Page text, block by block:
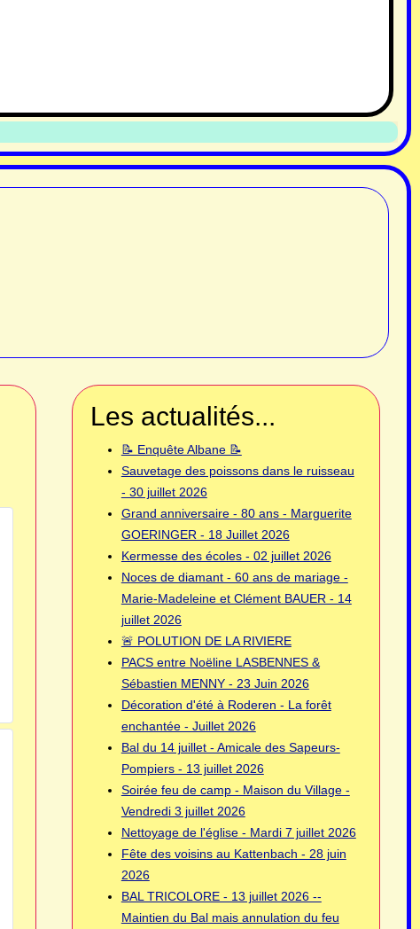
Les actualités...
📝 Enquête Albane 📝
Sauvetage des poissons dans le ruisseau
- 30 juillet 2026
Grand anniversaire - 80 ans - Marguerite
GOERINGER - 18 Juillet 2026
Kermesse des écoles - 02 juillet 2026
Noces de diamant - 60 ans de mariage -
Marie-Madeleine et Clément BAUER - 14
juillet 2026
🚨 POLUTION DE LA RIVIERE
PACS entre Noëline LASBENNES &
Sébastien MENNY - 23 Juin 2026
Décoration d'été à Roderen - La forêt
enchantée - Juillet 2026
Bal du 14 juillet - Amicale des Sapeurs-
Pompiers - 13 juillet 2026
Soirée feu de camp - Maison du Village -
Vendredi 3 juillet 2026
Nettoyage de l'église - Mardi 7 juillet 2026
Fête des voisins au Kattenbach - 28 juin
2026
BAL TRICOLORE - 13 juillet 2026 --
Maintien du Bal mais annulation du feu